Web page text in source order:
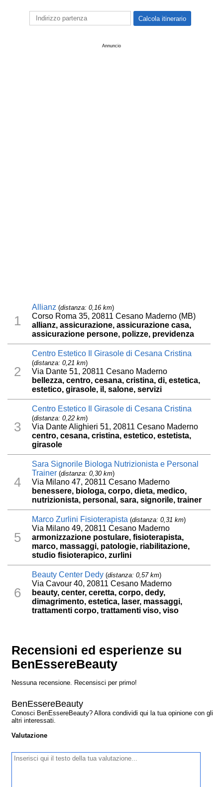
Annuncio
1
Allianz (distanza: 0,16 km)
Corso Roma 35, 20811 Cesano Maderno (MB)
allianz, assicurazione, assicurazione casa,
assicurazione persone, polizze, previdenza
2
Centro Estetico Il Girasole di Cesana Cristina
(distanza: 0,21 km)
Via Dante 51, 20811 Cesano Maderno
bellezza, centro, cesana, cristina, di, estetica,
estetico, girasole, il, salone, servizi
3
Centro Estetico Il Girasole di Cesana Cristina
(distanza: 0,22 km)
Via Dante Alighieri 51, 20811 Cesano Maderno
centro, cesana, cristina, estetico, estetista,
girasole
4
Sara Signorile Biologa Nutrizionista e Personal
Trainer (distanza: 0,30 km)
Via Milano 47, 20811 Cesano Maderno
benessere, biologa, corpo, dieta, medico,
nutrizionista, personal, sara, signorile, trainer
5
Marco Zurlini Fisioterapista (distanza: 0,31 km)
Via Milano 49, 20811 Cesano Maderno
armonizzazione postulare, fisioterapista,
marco, massaggi, patologie, riabilitazione,
studio fisioterapico, zurlini
6
Beauty Center Dedy (distanza: 0,57 km)
Via Cavour 40, 20811 Cesano Maderno
beauty, center, ceretta, corpo, dedy,
dimagrimento, estetica, laser, massaggi,
trattamenti corpo, trattamenti viso, viso
Recensioni ed esperienze su
BenEssereBeauty
Nessuna recensione. Recensisci per primo!
BenEssereBeauty
Conosci BenEssereBeauty? Allora condividi qui la tua opinione con gli
altri interessati.
Valutazione